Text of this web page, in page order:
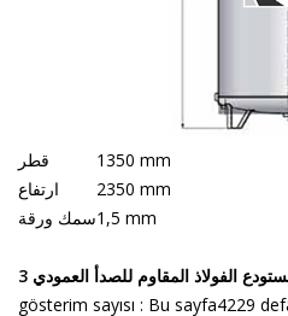
1350 mm
ارتفاع
2350 mm
سمك ورقة1,5 mm
gösterim sayısı : Bu sayfa4229